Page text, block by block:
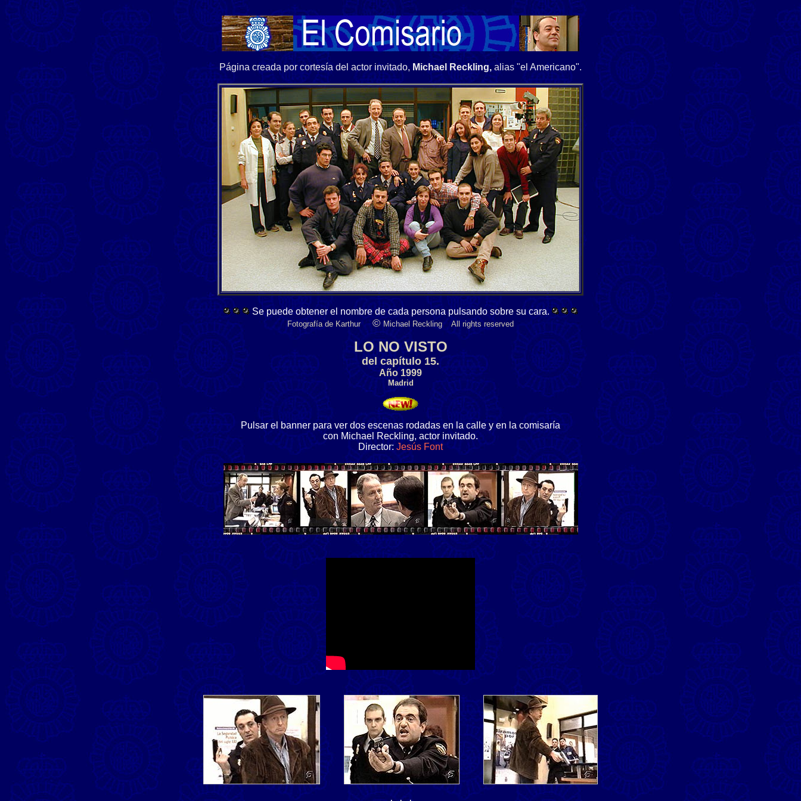
Página creada por cortesía del actor invitado, Michael Reckling, alias "el Americano".
Se puede obtener el nombre de cada persona pulsando sobre su cara.
Fotografía de Karthur ©Michael Reckling All rights reserved
LO NO VISTO
del capítulo 15.
Año 1999
Madrid
Pulsar el banner para ver dos escenas rodadas en la calle y en la comisaría
con Michael Reckling, actor invitado.
Director: Jesús Font